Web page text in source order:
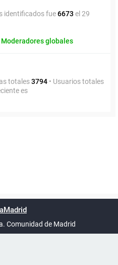
identificados fue6673 el 29
Moderadores globales
totales3794 • Usuarios totales
es
España
Comunidad de Madrid